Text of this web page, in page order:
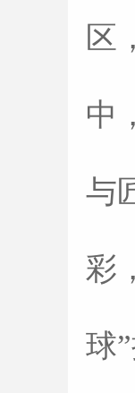
区
中
与
彩
球